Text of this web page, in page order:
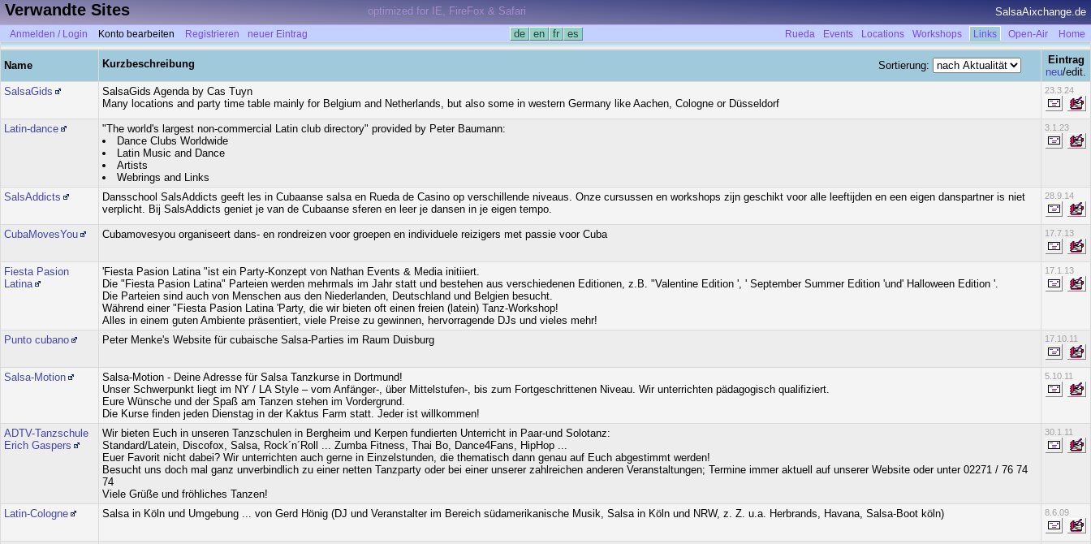
Verwandte Sites optimized for IE, FireFox & Safari SalsaAixchange.de
Anmelden / Login Konto bearbeiten Registrieren neuer Eintrag de en fr es Rueda Events Locations Workshops Links Open-Air Home
Name Kurzbeschreibung Sortierung:
Eintrag
neu/edit.
SalsaGids
SalsaGids Agenda by Cas Tuyn
Many locations and party time table mainly for Belgium and Netherlands, but also some in western Germany like Aachen, Cologne or Düsseldorf
23.3.24
Latin-dance
"The world's largest non-commercial Latin club directory" provided by Peter Baumann:
Dance Clubs Worldwide
Latin Music and Dance
Artists
Webrings and Links
3.1.23
SalsAddicts
Dansschool SalsAddicts geeft les in Cubaanse salsa en Rueda de Casino op verschillende niveaus. Onze cursussen en workshops zijn geschikt voor alle leeftijden en een eigen danspartner is niet
verplicht. Bij SalsAddicts geniet je van de Cubaanse sferen en leer je dansen in je eigen tempo.
28.9.14
CubaMovesYou Cubamovesyou organiseert dans- en rondreizen voor groepen en individuele reizigers met passie voor Cuba 17.7.13
Fiesta Pasion
Latina
'Fiesta Pasion Latina "ist ein Party-Konzept von Nathan Events & Media initiiert.
Die "Fiesta Pasion Latina" Parteien werden mehrmals im Jahr statt und bestehen aus verschiedenen Editionen, z.B. "Valentine Edition ', ' September Summer Edition 'und' Halloween Edition '.
Die Parteien sind auch von Menschen aus den Niederlanden, Deutschland und Belgien besucht.
Während einer "Fiesta Pasion Latina 'Party, die wir bieten oft einen freien (latein) Tanz-Workshop!
Alles in einem guten Ambiente präsentiert, viele Preise zu gewinnen, hervorragende DJs und vieles mehr!
17.1.13
Punto cubano Peter Menke's Website für cubaische Salsa-Parties im Raum Duisburg 17.10.11
Salsa-Motion
Salsa-Motion - Deine Adresse für Salsa Tanzkurse in Dortmund!
Unser Schwerpunkt liegt im NY / LA Style – vom Anfänger-, über Mittelstufen-, bis zum Fortgeschrittenen Niveau. Wir unterrichten pädagogisch qualifiziert.
Eure Wünsche und der Spaß am Tanzen stehen im Vordergrund.
Die Kurse finden jeden Dienstag in der Kaktus Farm statt. Jeder ist willkommen!
5.10.11
ADTV-Tanzschule
Erich Gaspers
Wir bieten Euch in unseren Tanzschulen in Bergheim und Kerpen fundierten Unterricht in Paar-und Solotanz:
Standard/Latein, Discofox, Salsa, Rock´n´Roll ... Zumba Fitness, Thai Bo, Dance4Fans, HipHop ...
Euer Favorit nicht dabei? Wir unterrichten auch gerne in Einzelstunden, die thematisch dann genau auf Euch abgestimmt werden!
Besucht uns doch mal ganz unverbindlich zu einer netten Tanzparty oder bei einer unserer zahlreichen anderen Veranstaltungen; Termine immer aktuell auf unserer Website oder unter 02271 / 76 74
74
Viele Grüße und fröhliches Tanzen!
30.1.11
Latin-Cologne Salsa in Köln und Umgebung ... von Gerd Hönig (DJ und Veranstalter im Bereich südamerikanische Musik, Salsa in Köln und NRW, z. Z. u.a. Herbrands, Havana, Salsa-Boot köln) 8.6.09